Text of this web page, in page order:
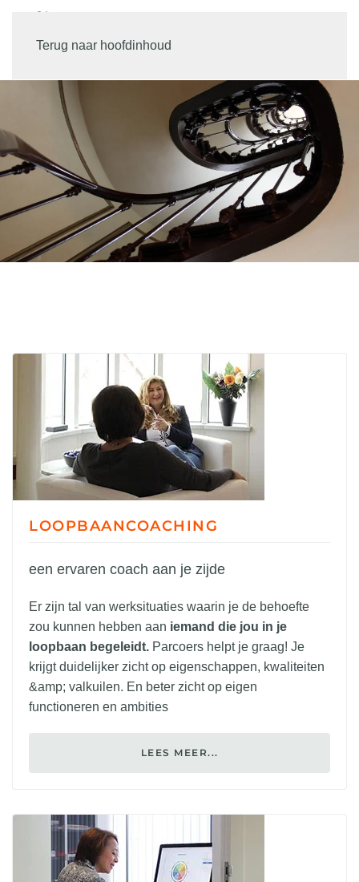
Terug naar hoofdinhoud
LOOPBAANCOACHING
een ervaren coach aan je zijde
Er zijn tal van werksituaties waarin je de behoefte
zou kunnen hebben aan iemand die jou in je
loopbaan begeleidt. Parcoers helpt je graag! Je
krijgt duidelijker zicht op eigenschappen, kwaliteiten
&amp; valkuilen. En beter zicht op eigen
functioneren en ambities
LEES MEER...